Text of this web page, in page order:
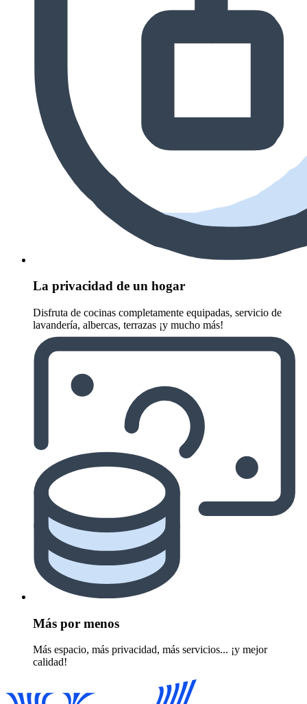
La privacidad de un hogar
Disfruta de cocinas completamente equipadas, servicio de
lavandería, albercas, terrazas ¡y mucho más!
Más por menos
Más espacio, más privacidad, más servicios... ¡y mejor
calidad!